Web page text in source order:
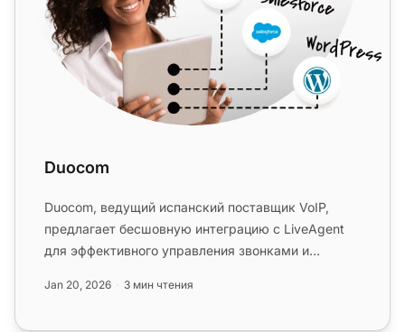
Duocom
Duocom, ведущий испанский поставщик VoIP,
предлагает бесшовную интеграцию с LiveAgent
для эффективного управления звонками и
Jan 20, 2026 3 мин чтения